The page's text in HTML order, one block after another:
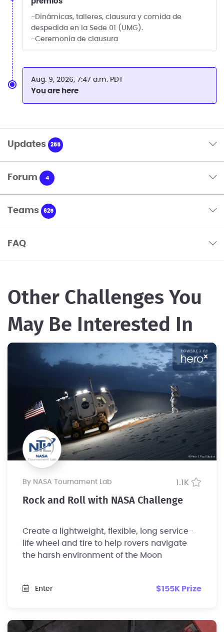
-Dinámicas, talleres, clausura y comida de
despedida en la Sede 01 (UMG).
-Ceremonia de clausura
Aug. 9, 2026, 7:47 a.m. PDT
You are here
Updates 255
Forum 4
Teams 625
FAQ
Other Challenges You
May Be Interested In
by NASA Tournament Lab 1.1K
Rock and Roll with NASA Challenge
Create a lightweight, flexible, long service-
life wheel and tire to help rovers navigate
the harsh environment of the Moon
Enter $155K Prize